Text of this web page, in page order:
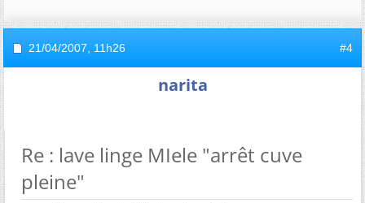
21/04/2007, 11h26 #4
narita
Re : lave linge MIele "arrêt cuve
pleine"